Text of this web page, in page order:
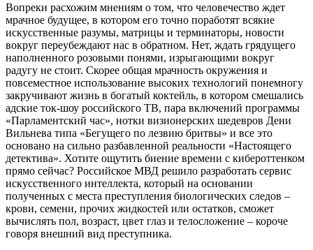
Вопреки расхожим мнениям о том, что человечество ждет
мрачное будущее, в котором его точно поработят всякие
искусственные разумы, матрицы и терминаторы, новости
вокруг переубеждают нас в обратном. Нет, ждать грядущего
наполненного розовыми понями, изрыгающими вокруг
радугу не стоит. Скорее общая мрачность окружения и
повсеместное использование высоких технологий понемногу
закручивают жизнь в богатый коктейль, в котором смешались
адские ток-шоу российского ТВ, пара включений программы
«Парламентский час», нотки визионерских шедевров Дени
Вильнева типа «Бегущего по лезвию бритвы» и все это
основано на сильно разбавленной реальности «Настоящего
детектива». Хотите ощутить биение времени с кибероттенком
прямо сейчас? Российское МВД решило разработать сервис
искусственного интеллекта, который на основании
полученных с места преступления биологических следов –
крови, семени, прочих жидкостей или остатков, сможет
вычислять пол, возраст, цвет глаз и телосложение – короче
говоря внешний вид преступника.